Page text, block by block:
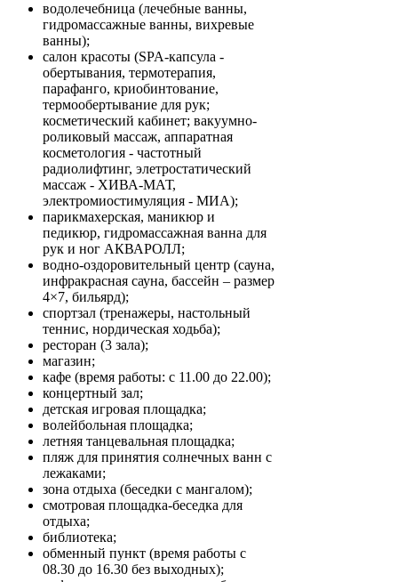
водолечебница (лечебные ванны,
гидромассажные ванны, вихревые
ванны);
салон красоты (SPA-капсула -
обертывания, термотерапия,
парафанго, криобинтование,
термообертывание для рук;
косметический кабинет; вакуумно-
роликовый массаж, аппаратная
косметология - частотный
радиолифтинг, элетростатический
массаж - ХИВА-МАТ,
электромиостимуляция - МИА);
парикмахерская, маникюр и
педикюр, гидромассажная ванна для
рук и ног АКВАРОЛЛ;
водно-оздоровительный центр (сауна,
инфракрасная сауна, бассейн – размер
4×7, бильярд);
спортзал (тренажеры, настольный
теннис, нордическая ходьба);
ресторан (3 зала);
магазин;
кафе (время работы: с 11.00 до 22.00);
концертный зал;
детская игровая площадка;
волейбольная площадка;
летняя танцевальная площадка;
пляж для принятия солнечных ванн с
лежаками;
зона отдыха (беседки с мангалом);
смотровая площадка-беседка для
отдыха;
библиотека;
обменный пункт (время работы с
08.30 до 16.30 без выходных);